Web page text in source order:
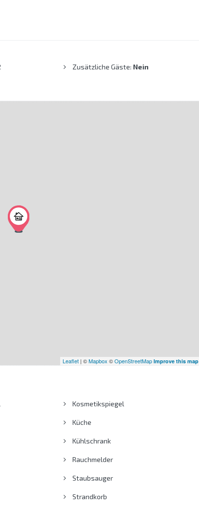
Zusätzliche Gäste: Nein
Leaflet | ©Mapbox ©OpenStreetMap Improve this map
Kosmetikspiegel
Küche
Kühlschrank
Rauchmelder
Staubsauger
Strandkorb